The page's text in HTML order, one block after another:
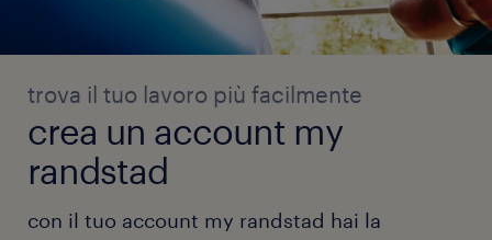
trova il tuo lavoro più facilmente
crea un account my
randstad
con il tuo account my randstad hai la